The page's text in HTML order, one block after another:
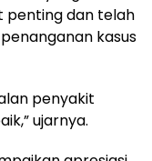
penting dan telah
kasus
penyakit
ujarnya.